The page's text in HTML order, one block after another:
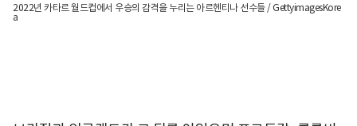
2022년 카타르 월드컵에서 우승의 감격을 누리는 아르헨티나 선수들 / GettyimagesKore
a